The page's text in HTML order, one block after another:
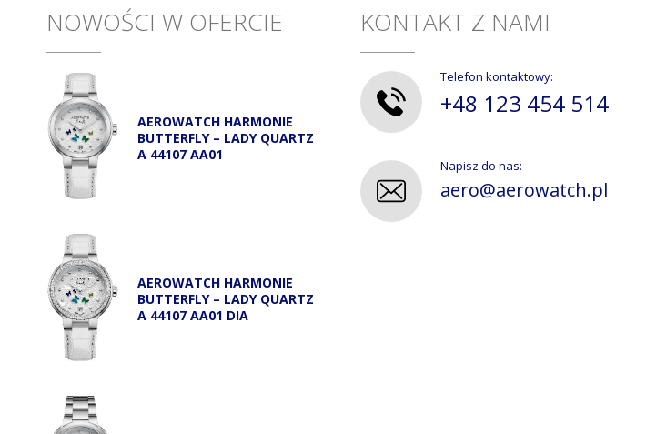
NOWOŚCI W OFERCIE
AEROWATCH HARMONIE
BUTTERFLY – LADY QUARTZ
A 44107 AA01
AEROWATCH HARMONIE
BUTTERFLY – LADY QUARTZ
A 44107 AA01 DIA
KONTAKT Z NAMI
Telefon kontaktowy:
+48 123 454 514
Napisz do nas:
aero@aerowatch.pl